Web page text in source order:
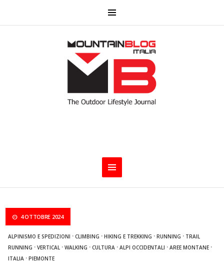
4 OTTOBRE 2024
ALPINISMO E SPEDIZIONI ·CLIMBING ·HIKING E TREKKING ·RUNNING · TRAIL
RUNNING ·VERTICAL ·WALKING ·CULTURA ·ALPI OCCIDENTALI ·AREE MONTANE ·
ITALIA ·PIEMONTE